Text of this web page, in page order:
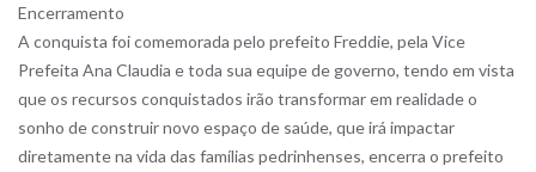
Encerramento
A conquista foi comemorada pelo prefeito Freddie, pela Vice
Prefeita Ana Claudia e toda sua equipe de governo, tendo em vista
que os recursos conquistados irão transformar em realidade o
sonho de construir novo espaço de saúde, que irá impactar
diretamente na vida das famílias pedrinhenses, encerra o prefeito